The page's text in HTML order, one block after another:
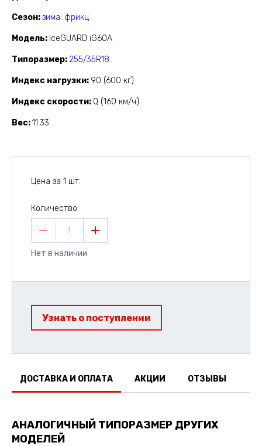
Сезон зима: фрикц.
Модель IceGUARD iG60A
Типоразмер 255/35R18
Индекс нагрузки 90 (600 кг)
Индекс скорости Q (160 км/ч)
Вес 11.33
Цена за 1 шт.
Количество
1
Нет в наличии
Узнать о поступлении
ДОСТАВКА И ОПЛАТА АКЦИИ ОТЗЫВЫ
АНАЛОГИЧНЫЙ ТИПОРАЗМЕР ДРУГИХ
МОДЕЛЕЙ